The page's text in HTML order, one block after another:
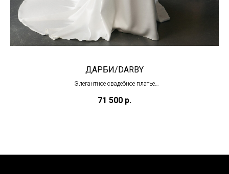
ДАРБИ/DARBY
Элегантное свадебное платье
71 500 р.